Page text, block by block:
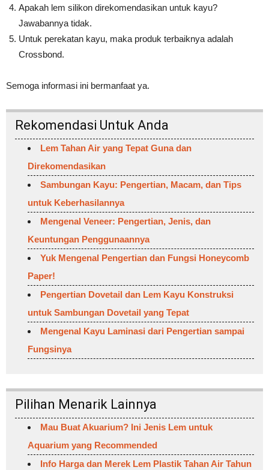
Apakah lem silikon direkomendasikan untuk kayu?
Jawabannya tidak.
Untuk perekatan kayu, maka produk terbaiknya adalah
Crossbond.
Semoga informasi ini bermanfaat ya.
Rekomendasi Untuk Anda
Lem Tahan Air yang Tepat Guna dan
Direkomendasikan
Sambungan Kayu: Pengertian, Macam, dan Tips
untuk Keberhasilannya
Mengenal Veneer: Pengertian, Jenis, dan
Keuntungan Penggunaannya
Yuk Mengenal Pengertian dan Fungsi Honeycomb
Paper!
Pengertian Dovetail dan Lem Kayu Konstruksi
untuk Sambungan Dovetail yang Tepat
Mengenal Kayu Laminasi dari Pengertian sampai
Fungsinya
Pilihan Menarik Lainnya
Mau Buat Akuarium? Ini Jenis Lem untuk
Aquarium yang Recommended
Info Harga dan Merek Lem Plastik Tahan Air Tahun